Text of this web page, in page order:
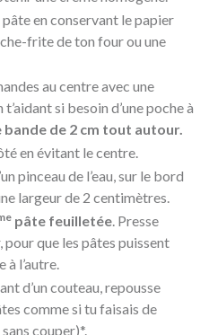
en conservant le papier
frite de ton four ou une
au centre avec une
si besoin d’une poche à
bande de 2 cm tout autour.
en évitant le centre.
pinceau de l’eau, sur le bord
largeur de 2 centimètres.
pâte feuilletée . Presse
que les pâtes puissent
à l’autre.
d’un couteau, repousse
comme si tu faisais de
couper)*.